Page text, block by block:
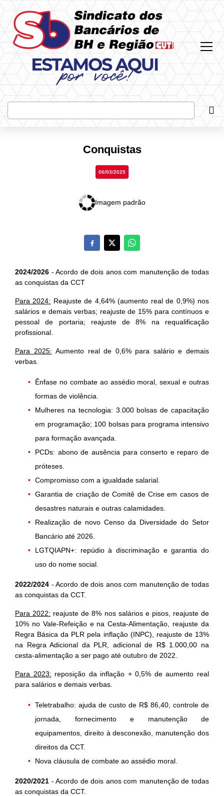
Conquistas
06/03/2025
Imagem padrão
2024/2026 - Acordo de dois anos com manutenção de todas
as conquistas da CCT
Para 2024: Reajuste de 4,64% (aumento real de 0,9%) nos
salários e demais verbas; reajuste de 15% para contínuos e
pessoal de portaria; reajuste de 8% na requalificação
profissional.
Para 2025: Aumento real de 0,6% para salário e demais
verbas.
Ênfase no combate ao assédio moral, sexual e outras
formas de violência.
Mulheres na tecnologia: 3.000 bolsas de capacitação
em programação; 100 bolsas para programa intensivo
para formação avançada.
PCDs: abono de ausência para conserto e reparo de
próteses.
Compromisso com a igualdade salarial.
Garantia de criação de Comitê de Crise em casos de
desastres naturais e outras calamidades.
Realização de novo Censo da Diversidade do Setor
Bancário até 2026.
LGTQIAPN+: repúdio à discriminação e garantia do
uso do nome social.
2022/2024 -Acordo de dois anos com manutençãode todas
as conquistas da CCT.
Para 2022: reajuste de 8% nos salários e pisos, reajuste de
10% no Vale-Refeição e na Cesta-Alimentação, reajuste da
Regra Básica da PLR pela inflação (INPC), reajuste de 13%
na Regra Adicional da PLR, adicional de R$ 1.000,00 na
cesta-alimentação a ser pago até outubro de 2022.
Para 2023: reposição da inflação + 0,5% de aumento real
para salários e demais verbas.
Teletrabalho: ajuda de custo de R$ 86,40, controle de
jornada, fornecimento e manutenção de
equipamentos, direito à desconexão, manutenção dos
direitos da CCT.
Nova cláusula de combate ao assédio moral.
2020/2021 - Acordo de dois anos com manutenção de todas
as conquistas da CCT.